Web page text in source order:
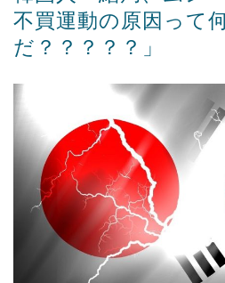
不買運動の原因って
だ？？？？？」